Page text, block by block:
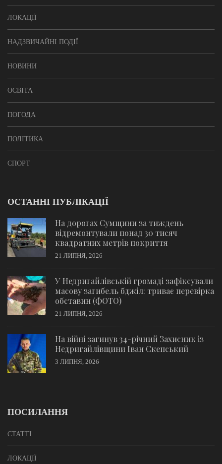
ЛОКАЦІЇ
НАДЗВИЧАЙНІ ПОДІЇ
НОВИНИ
ОСВІТА
ПОГОДА
ПОЛІТИКА
СПОРТ
ОСТАННІ ПУБЛІКАЦІЇ
На дорогах Сумщини за тиждень
відремонтували понад 30 тисяч
квадратних метрів покриття
21 ЛИПНЯ, 2026
У Недригайлівській громаді зафіксували
масову загибель бджіл: триває перевірка
обставин (ФОТО)
21 ЛИПНЯ, 2026
На війні загинув 34-річний Захисник із
Недригайлівщини Іван Скепський
3 ЛИПНЯ, 2026
ПОСИЛАННЯ
СТАТТІ
ЛОКАЦІЇ